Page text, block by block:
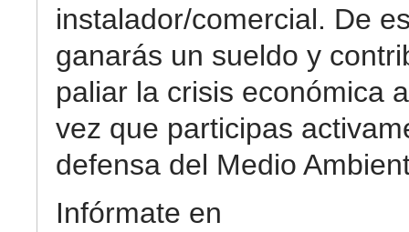
instalador/comercial. De
ganarás un sueldo y
paliar la crisis económica
vez que participas
defensa del Medio
Infórmate en